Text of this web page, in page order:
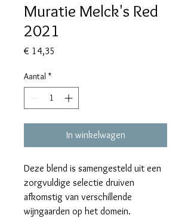
Muratie Melck's Red
2021
€ 14,35
Aantal *
In winkelwagen
Deze blend is samengesteld uit een
zorgvuldige selectie druiven
afkomstig van verschillende
wijngaarden op het domein.